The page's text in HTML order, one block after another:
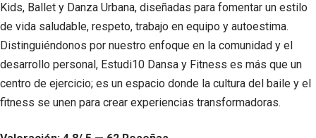
Kids, Ballet y Danza Urbana, diseñadas para fomentar un estilo
de vida saludable, respeto, trabajo en equipo y autoestima.
Distinguiéndonos por nuestro enfoque en la comunidad y el
desarrollo personal, Estudi10 Dansa y Fitness es más que un
centro de ejercicio; es un espacio donde la cultura del baile y el
fitness se unen para crear experiencias transformadoras.